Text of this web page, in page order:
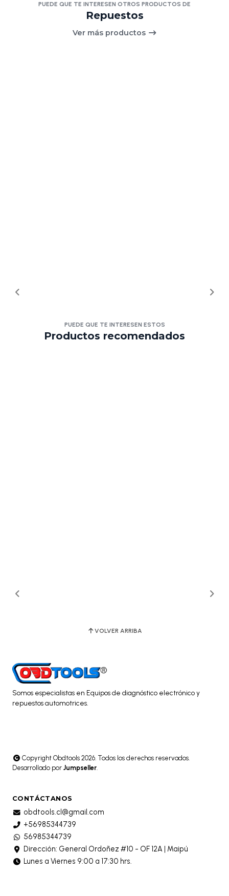
PUEDE QUE TE INTERESEN OTROS PRODUCTOS DE
Repuestos
Ver más productos
PUEDE QUE TE INTERESEN ESTOS
Productos recomendados
VOLVER ARRIBA
Somos especialistas en Equipos de diagnóstico electrónico y
repuestos automotrices.
Copyright Obdtools 2026. Todos los derechos reservados.
Desarrollado por Jumpseller
CONTÁCTANOS
obdtools.cl@gmail.com
+56985344739
56985344739
Dirección: General Ordoñez #10 - OF 12A | Maipú
Lunes a Viernes 9:00 a 17:30 hrs.